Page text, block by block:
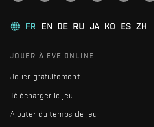
FR EN DE RU JA KO ES ZH
JOUER À EVE ONLINE
Jouer gratuitement
Télécharger le jeu
Ajouter du temps de jeu